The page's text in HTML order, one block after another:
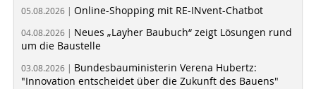
05.08.2026 | Online-Shopping mit RE-INvent-Chatbot
04.08.2026 | Neues „Layher Baubuch“ zeigt Lösungen rund
um die Baustelle
03.08.2026 | Bundesbauministerin Verena Hubertz:
"Innovation entscheidet über die Zukunft des Bauens"